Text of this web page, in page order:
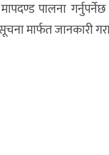
मापदण्ड पालना
मार्फत जानकारी